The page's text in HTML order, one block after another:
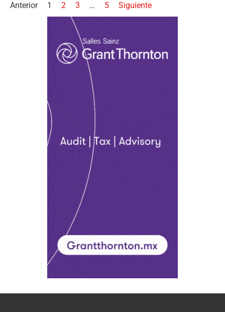
Anterior 1 2 3 … 5 Siguiente